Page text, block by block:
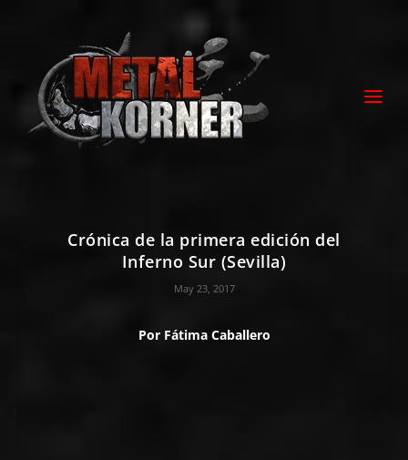
Crónica de la primera edición del
Inferno Sur (Sevilla)
May 23, 2017
Por Fátima Caballero